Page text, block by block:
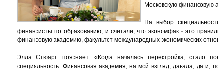
Московскую финансовую
На выбор
финансисты по образованию, и считали, что экономфак - это
финансовую академию, факультет международных экономических
Элла Стюарт поясняет: «Когда началась перестройка, стало
специальность. Финансовая академия, на мой взгляд, давала, да и,